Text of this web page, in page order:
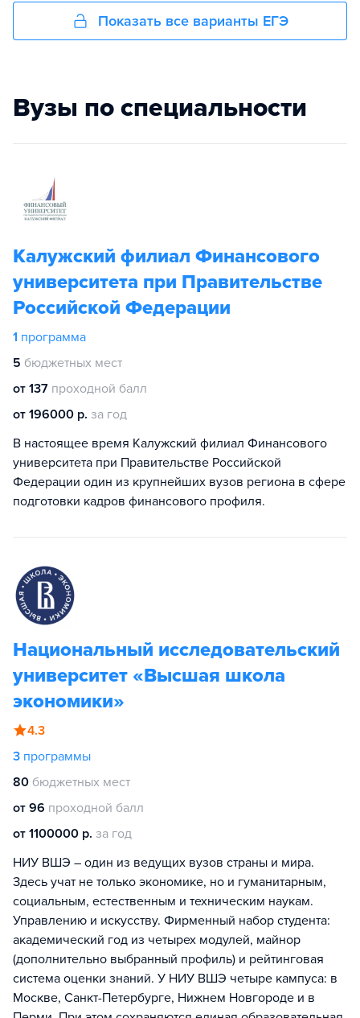
Показать все варианты ЕГЭ
Вузы по специальности
Калужский филиал Финансового
университета при Правительстве
Российской Федерации
1 программа
5 бюджетных мест
от 137 проходной балл
от 196000 р. за год
В настоящее время Калужский филиал Финансового
университета при Правительстве Российской
Федерации один из крупнейших вузов региона в сфере
подготовки кадров финансового профиля.
Национальный исследовательский
университет «Высшая школа
экономики»
4.3
3 программы
80 бюджетных мест
от 96 проходной балл
от 1100000 р. за год
НИУ ВШЭ – один из ведущих вузов страны и мира.
Здесь учат не только экономике, но и гуманитарным,
социальным, естественным и техническим наукам.
Управлению и искусству. Фирменный набор студента:
академический год из четырех модулей, майнор
(дополнительно выбранный профиль) и рейтинговая
система оценки знаний. У НИУ ВШЭ четыре кампуса: в
Москве, Санкт-Петербурге, Нижнем Новгороде и в